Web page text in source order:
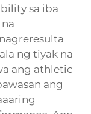
sa iba
ng tiyak na
ang athletic
ang